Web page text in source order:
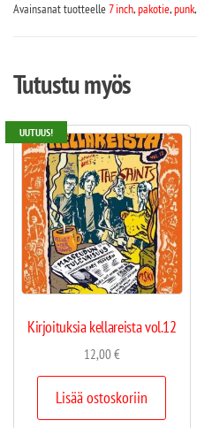
Avainsanat tuotteelle7 inch,pakotie,punk,
Tutustu myös
UUTUUS!
Kirjoituksia kellareista vol.12
12,00€
Lisää ostoskoriin